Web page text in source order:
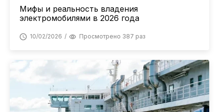
Мифы и реальность владения
электромобилями в 2026 года
10/02/2026 Просмотрено 387 раз